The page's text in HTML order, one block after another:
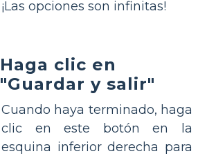
¡Las opciones son infinitas!
Haga clic en
"Guardar y salir"
Cuando haya terminado, haga
clic en este botón en la
esquina inferior derecha para